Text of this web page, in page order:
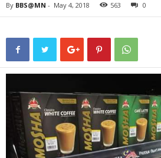
By BBS@MN - May 4, 2018 563 0